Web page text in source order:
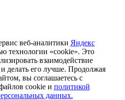
веб-аналитики Яндекс
технологии «cookie». Это
взаимодействие
делать его лучше. Продолжая
вы соглашаетесь с
cookie и политикой
данных.